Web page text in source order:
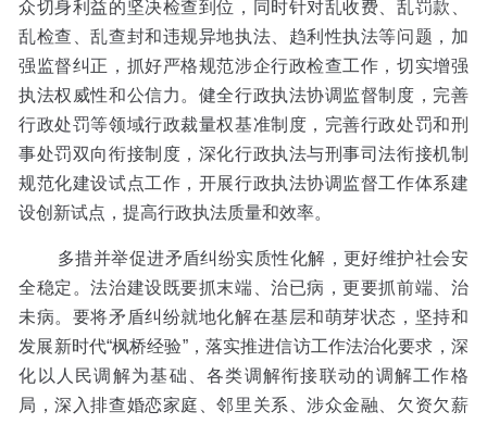
众切身利益的坚决检查到位，同时针对乱收费、乱罚款、
乱检查、乱查封和违规异地执法、趋利性执法等问题，加
强监督纠正，抓好严格规范涉企行政检查工作，切实增强
执法权威性和公信力。健全行政执法协调监督制度，完善
行政处罚等领域行政裁量权基准制度，完善行政处罚和刑
事处罚双向衔接制度，深化行政执法与刑事司法衔接机制
规范化建设试点工作，开展行政执法协调监督工作体系建
设创新试点，提高行政执法质量和效率。
多措并举促进矛盾纠纷实质性化解，更好维护社会安
全稳定。法治建设既要抓末端、治已病，更要抓前端、治
未病。要将矛盾纠纷就地化解在基层和萌芽状态，坚持和
发展新时代“枫桥经验”，落实推进信访工作法治化要求，深
化以人民调解为基础、各类调解衔接联动的调解工作格
局，深入排查婚恋家庭、邻里关系、涉众金融、欠资欠薪